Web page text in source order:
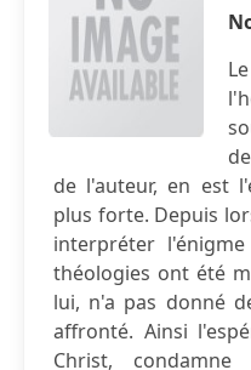
de l'auteur, en est
plus forte. Depuis
interpréter
théologies ont été
lui, n'a pas donné
affronté. Ainsi
Christ,